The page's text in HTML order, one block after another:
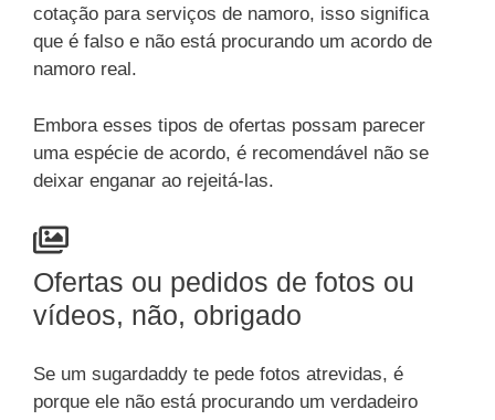
cotação para serviços de namoro, isso significa
que é falso e não está procurando um acordo de
namoro real.
Embora esses tipos de ofertas possam parecer
uma espécie de acordo, é recomendável não se
deixar enganar ao rejeitá-las.
Ofertas ou pedidos de fotos ou
vídeos, não, obrigado
Se um sugardaddy te pede fotos atrevidas, é
porque ele não está procurando um verdadeiro